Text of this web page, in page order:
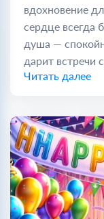
вдохновение
сердце всегда
душа —
дарит встречи
Читать далее